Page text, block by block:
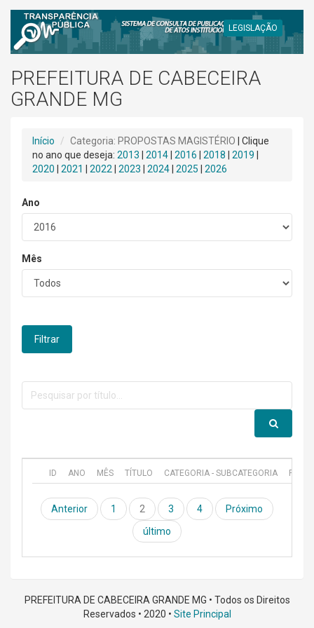
LEGISLAÇÃO
PREFEITURA DE CABECEIRA
GRANDE MG
Início Categoria: PROPOSTAS MAGISTÉRIO | Clique
no ano que deseja: 2013 2014 2016 2018 2019
2020
2021 2022 2023 2024 2025 2026
Ano
Mês
Filtrar
ID ANO MÊS TÍTULO CATEGORIA - SUBCATEGORIA
Anterior 1 2 3 4
Próximo
último
PREFEITURA DE CABECEIRA GRANDE MG • Todos os Direitos
Reservados • 2020 • Site Principal